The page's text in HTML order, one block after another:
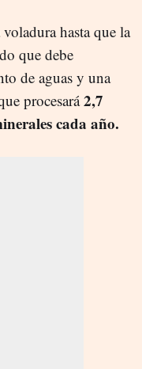
hasta que la
que debe
de aguas y una
procesará2,7
cada año.